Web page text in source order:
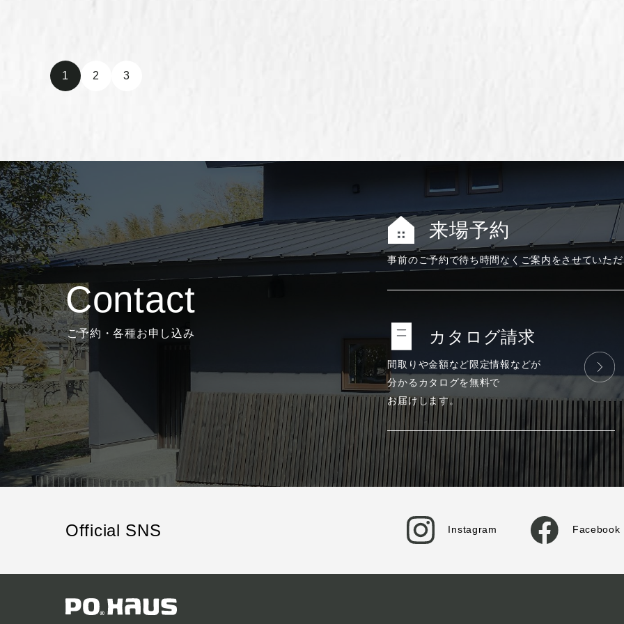
1 2 3
Contact
ご予約・各種お申し込み
来場予約
事前のご予約で待ち時間なく ご案内をさせていた
カタログ請求
間取りや金額など限定情報などが
分かる カタログを無料で
お届けします。
Official SNS Instagram Facebook